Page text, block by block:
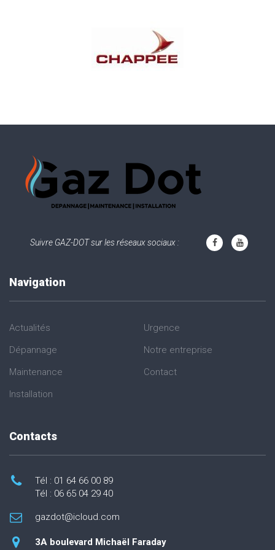
Suivre GAZ-DOT sur les réseaux sociaux :
Navigation
Actualités
Dépannage
Maintenance
Installation
Urgence
Notre entreprise
Contact
Contacts
Tél : 01 64 66 00 89
Tél : 06 65 04 29 40
gazdot@icloud.com
3A boulevard Michaël Faraday